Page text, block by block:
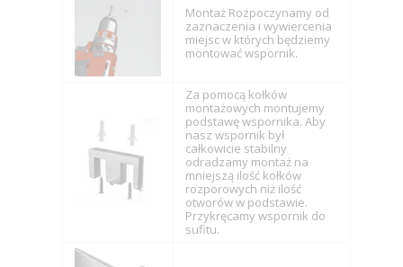
Montaż Rozpoczynamy od
zaznaczenia i wywiercenia
miejsc w których będziemy
montować wspornik.
Za pomocą kołków
montażowych montujemy
podstawę wspornika. Aby
nasz wspornik był
całkowicie stabilny
odradzamy montaż na
mniejszą ilość kołków
rozporowych niż ilość
otworów w podstawie.
Przykręcamy wspornik do
sufitu.